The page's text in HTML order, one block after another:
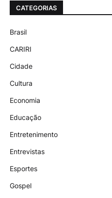
CATEGORIAS
Brasil
CARIRI
Cidade
Cultura
Economia
Educação
Entretenimento
Entrevistas
Esportes
Gospel